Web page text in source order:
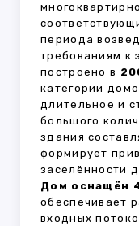
периода
требованиям к
построено в
категории
длительное и
большого
здания
формирует
заселённости
Дом оснащён
обеспечивает
входных